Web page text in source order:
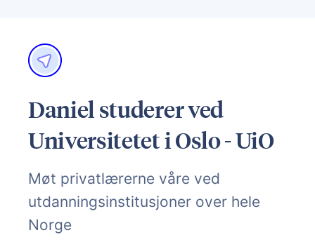
Daniel studerer ved
Universitetet i Oslo - UiO
Møt privatlærerne våre ved
utdanningsinstitusjoner over hele
Norge